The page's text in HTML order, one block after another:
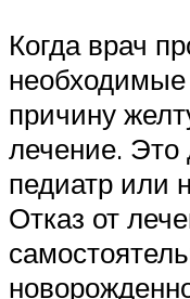
Когда врач
причину
лечение. Это
педиатр или
Отказ от